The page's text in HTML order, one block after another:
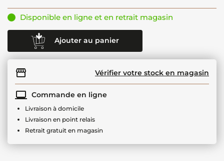
Disponible en ligne et en retrait magasin
Ajouter au panier
Vérifier votre stock en magasin
Commande en ligne
Livraison à domicile
Livraison en point relais
Retrait gratuit en magasin